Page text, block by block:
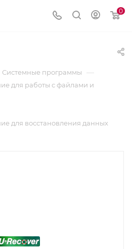
0
Системные программы —
для работы с файлами и
для восстановления данных